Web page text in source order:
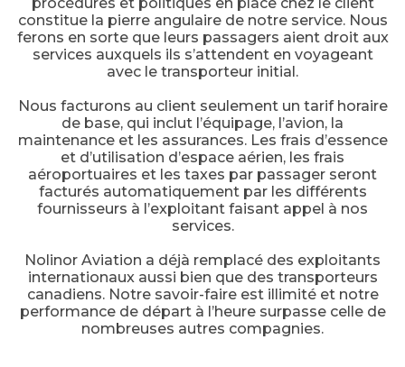
constitue la pierre angulaire de notre service. Nous
ferons en sorte que leurs passagers aient droit aux
services auxquels ils s’attendent en voyageant
avec le transporteur initial.
Nous facturons au client seulement un tarif horaire
de base, qui inclut l’équipage, l’avion, la
maintenance et les assurances. Les frais d’essence
et d’utilisation d’espace aérien, les frais
aéroportuaires et les taxes par passager seront
facturés automatiquement par les différents
fournisseurs à l’exploitant faisant appel à nos
services.
Nolinor Aviation a déjà remplacé des exploitants
internationaux aussi bien que des transporteurs
canadiens. Notre savoir-faire est illimité et notre
performance de départ à l’heure surpasse celle de
nombreuses autres compagnies.